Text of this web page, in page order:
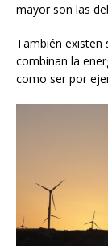
mayor son las
También existen
combinan la
como ser por